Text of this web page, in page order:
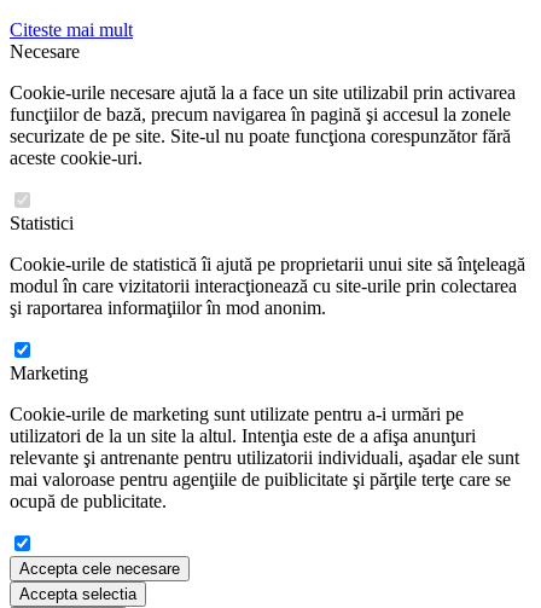
Citeste mai mult
Necesare
Cookie-urile necesare ajută la a face un site utilizabil prin activarea
funcţiilor de bază, precum navigarea în pagină şi accesul la zonele
securizate de pe site. Site-ul nu poate funcţiona corespunzător fără
aceste cookie-uri.
Statistici
Cookie-urile de statistică îi ajută pe proprietarii unui site să înţeleagă
modul în care vizitatorii interacţionează cu site-urile prin colectarea
şi raportarea informaţiilor în mod anonim.
Marketing
Cookie-urile de marketing sunt utilizate pentru a-i urmări pe
utilizatori de la un site la altul. Intenţia este de a afişa anunţuri
relevante şi antrenante pentru utilizatorii individuali, aşadar ele sunt
mai valoroase pentru agenţiile de puiblicitate şi părţile terţe care se
ocupă de publicitate.
Accepta cele necesare
Accepta selectia